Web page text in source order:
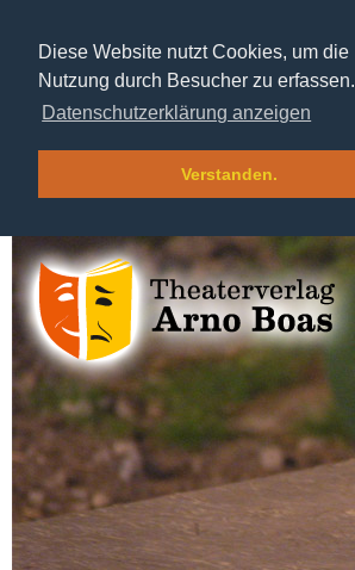
Diese Website nutzt Cookies, um die
Nutzung durch Besucher zu erfassen.
Datenschutzerklärung anzeigen
Verstanden.